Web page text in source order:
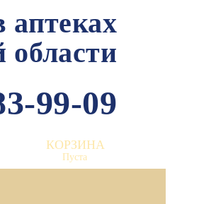
аптеках
области
99-09
КОРЗИНА
Пуста